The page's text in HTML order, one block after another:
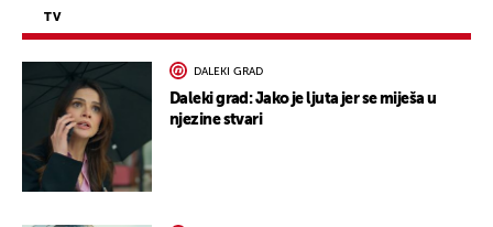
TV
DALEKI GRAD
Daleki grad: Jako je ljuta jer se miješa u
njezine stvari